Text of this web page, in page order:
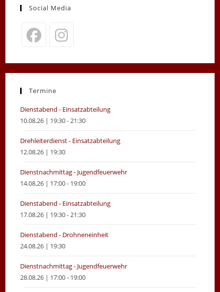
Social Media
in
new
in
new
Termine
Dienstabend - Einsatzabteilung
10.08.26 | 19:30 - 21:30
Drehleiterdienst - Einsatzabteilung
12.08.26 | 19:30
Dienstnachmittag - Jugendfeuerwehr
14.08.26 | 17:00 - 19:00
Dienstabend - Einsatzabteilung
17.08.26 | 19:30 - 21:30
Dienstabend - Drohneneinheit
24.08.26 | 19:30
Dienstnachmittag - Jugendfeuerwehr
28.08.26 | 17:00 - 19:00